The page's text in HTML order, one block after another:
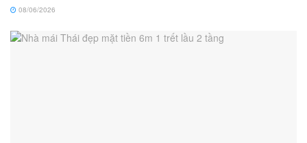
08/06/2026